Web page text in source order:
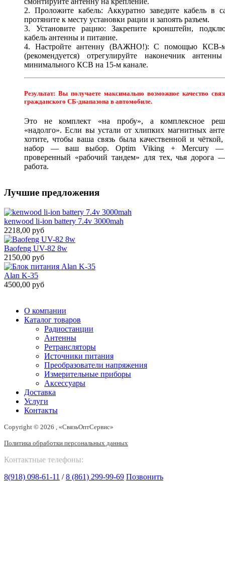
2. Проложите кабель: Аккуратно заведите кабель в
протяните к месту установки рации и запоять разъем.
3. Установите рацию: Закрепите кронштейн,
кабель антенны и питание.
4. Настройте антенну (ВАЖНО!): С помощью КСВ-
(рекомендуется) отрегулируйте наконечник
минимального КСВ на 15-м канале.
Результат: Вы получаете максимально возможное качество
гражданского СБ-диапазона в автомобиле.
Это не комплект «на пробу», а комплексное
«надолго». Если вы устали от хлипких магнитных
хотите, чтобы ваша связь была качественной и чёткой,
набор — ваш выбор. Optim Viking + Mercury —
проверенный «рабочий тандем» для тех, чья дорога
работа.
Лучшие предложения
kenwood li-ion battery 7.4v 3000mah
2218,00 руб
Baofeng UV-82 8w
2150,00 руб
Alan K-35
4500,00 руб
О компании
Каталог товаров
Радиостанции
Антенны
Ретрансляторы
Источники питания
Преобразователи напряжения
Измерительные приборы
Аксессуары
Доставка
Услуги
Контакты
Copyright © 2026 , «СвязьОптСервис»
Политика обработки персональных данных
Контактные телефоны:
8(918) 098-61-11 /8 (861) 299-99-69 Позвонить